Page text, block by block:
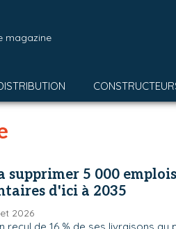
magazine
supprimer 5 000 emplois
d'ici à 2035
2026